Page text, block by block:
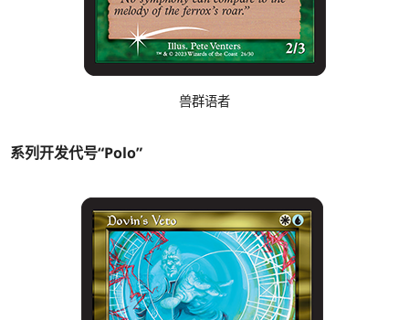
兽群语者
系列开发代号“Polo”